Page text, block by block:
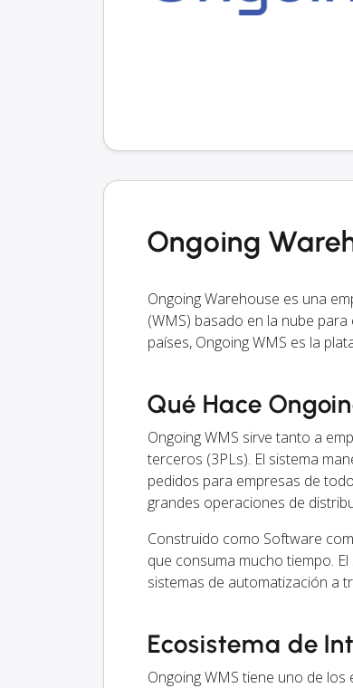
Ongoing
Ongoing Warehouse es una
(WMS) basado en la nube
países, Ongoing WMS es la
Qué Hace
Ongoing WMS sirve tanto a
terceros (3PLs). El sistema
pedidos para empresas de
grandes operaciones de
Construido como Software
que consuma mucho tiempo.
sistemas de automatización a
Ecosistema de
Ongoing WMS tiene uno de